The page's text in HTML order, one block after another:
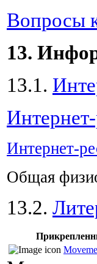
Вопросы
13.
13.1.
Интернет-
Общая
13.2.